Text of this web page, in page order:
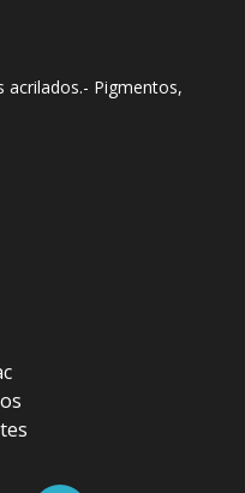
Pigmentos,